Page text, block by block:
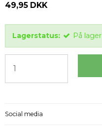
49,95 DKK
Lagerstatus: På lager
Social media